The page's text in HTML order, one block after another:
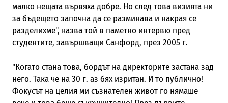
малко нещата вървяха добре. Но след това визията ни
за бъдещето започна да се разминава и накрая се
разделихме", казва той в паметно интервю пред
студентите, завършващи Санфорд, през 2005 г.
"Когато стана това, бордът на директорите застана зад
него. Така че на 30 г. аз бях изритан. И то публично!
Фокусът на целия ми съзнателен живот го нямаше